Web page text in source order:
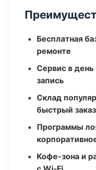
Бесплатная
ремонте
Сервис в
запись
Склад
быстрый
Программы
Кофе-зона и